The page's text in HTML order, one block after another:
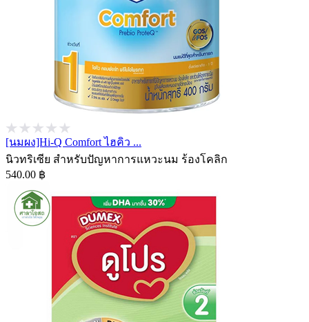
[นมผง]Hi-Q Comfort ไฮคิว ...
นิวทริเซีย สำหรับปัญหาการแหวะนม ร้องโคลิก
540.00 ฿